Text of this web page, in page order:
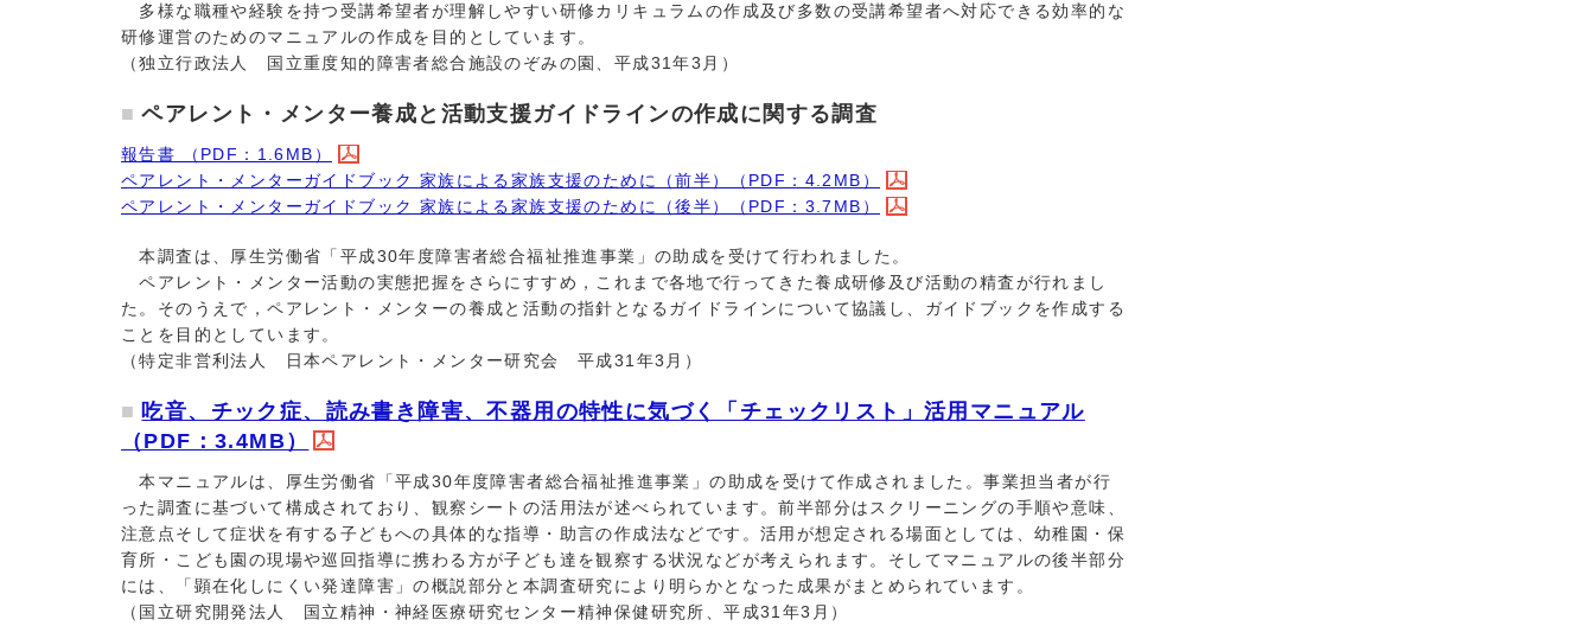
多様な職種や経験を持つ受講希望者が理解しやすい研修カリキュラムの作成及び多数の受講希望者へ対応できる効率的な
研修運営のためのマニュアルの作成を目的としています。
（独立行政法人 国立重度知的障害者総合施設のぞみの園、平成31年3月）
ペアレント・メンター養成と活動支援ガイドラインの作成に関する調査
報告書 （PDF：1.6MB）
ペアレント・メンターガイドブック 家族による家族支援のために（前半）（PDF：4.2MB）
ペアレント・メンターガイドブック 家族による家族支援のために（後半）（PDF：3.7MB）
本調査は、厚生労働省「平成30年度障害者総合福祉推進事業」の助成を受けて行われました。
ペアレント・メンター活動の実態把握をさらにすすめ，これまで各地で行ってきた養成研修及び活動の精査が行れまし
た。そのうえで，ペアレント・メンターの養成と活動の指針となるガイドラインについて協議し、ガイドブックを作成する
ことを目的としています。
（特定非営利法人 日本ペアレント・メンター研究会 平成31年3月）
吃音、チック症、読み書き障害、不器用の特性に気づく「チェックリスト」活用マニュアル
（PDF：3.4MB）
本マニュアルは、厚生労働省「平成30年度障害者総合福祉推進事業」の助成を受けて作成されました。事業担当者が行
った調査に基づいて構成されており、観察シートの活用法が述べられています。前半部分はスクリーニングの手順や意味、
注意点そして症状を有する子どもへの具体的な指導・助言の作成法などです。活用が想定される場面としては、幼稚園・保
育所・こども園の現場や巡回指導に携わる方が子ども達を観察する状況などが考えられます。そしてマニュアルの後半部分
には、「顕在化しにくい発達障害」の概説部分と本調査研究により明らかとなった成果がまとめられています。
（国立研究開発法人 国立精神・神経医療研究センター精神保健研究所、平成31年3月）